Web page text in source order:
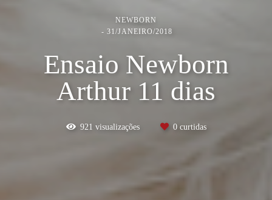
NEWBORN
31/JANEIRO/2018
Ensaio Newborn
Arthur 11 dias
921 visualizações 0curtidas